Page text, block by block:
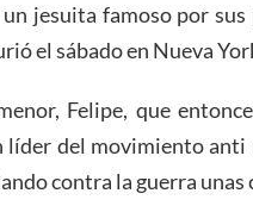
jesuita famoso por
el sábado en Nueva
Felipe, que
líder del movimiento anti
contra la guerra unas